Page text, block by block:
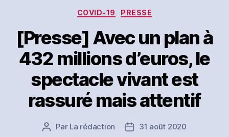
annonces
Jean
Castex
Catégories
COVID-19 PRESSE
[Presse] Avec un plan à
432 millions d’euros, le
spectacle vivant est
rassuré mais attentif
Auteur
Par La rédaction
Date31 août 2020